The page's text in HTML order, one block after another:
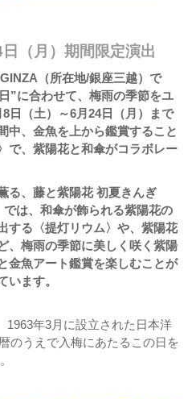
（月）期間限定演出
（所在地/銀座三越）で
”に合わせて、梅雨の季節をユ
日（土）～6月24日（月）まで
中、金魚を上から鑑賞すること
で、紫陽花と和傘がコラボレー
る、藤と紫陽花 初夏きんぎ
では、和傘が飾られる紫陽花の
する〈提灯リウム〉や、紫陽花
、梅雨の季節に美しく咲く紫陽
金魚アート鑑賞を楽しむことが
います。
1963年3月に設立された日本洋
のうえで入梅にあたるこの日を